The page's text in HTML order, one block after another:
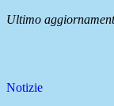
Ultimo
Notizie